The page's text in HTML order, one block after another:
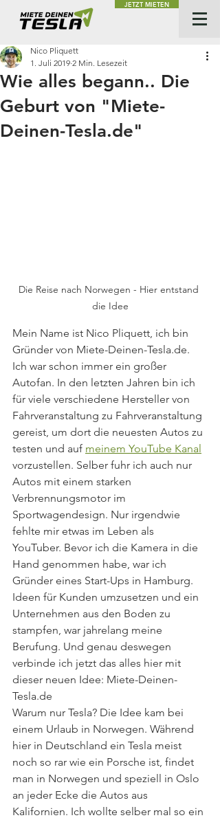
JETZT MIETEN
Wie alles begann.. Die
Geburt von "Miete-
Deinen-Tesla.de"
Nico Pliquett
1. Juli 2019 2 Min. Lesezeit
Die Reise nach Norwegen - Hier entstand
die Idee
Mein Name ist Nico Pliquett, ich bin
Gründer von Miete-Deinen-Tesla.de.
Ich war schon immer ein großer
Autofan. In den letzten Jahren bin ich
für viele verschiedene Hersteller von
Fahrveranstaltung zu Fahrveranstaltung
gereist, um dort die neuesten Autos zu
testen und auf meinem YouTube Kanal
vorzustellen. Selber fuhr ich auch nur
Autos mit einem starken
Verbrennungsmotor im
Sportwagendesign. Nur irgendwie
fehlte mir etwas im Leben als
YouTuber. Bevor ich die Kamera in die
Hand genommen habe, war ich
Gründer eines Start-Ups in Hamburg.
Ideen für Kunden umzusetzen und ein
Unternehmen aus den Boden zu
stampfen, war jahrelang meine
Berufung. Und genau deswegen
verbinde ich jetzt das alles hier mit
dieser neuen Idee: Miete-Deinen-
Tesla.de
Warum nur Tesla? Die Idee kam bei
einem Urlaub in Norwegen. Während
hier in Deutschland ein Tesla meist
noch so rar wie ein Porsche ist, findet
man in Norwegen und speziell in Oslo
an jeder Ecke die Autos aus
Kalifornien. Ich wollte selber mal so ein